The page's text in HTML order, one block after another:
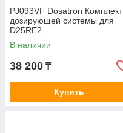
PJ093VF Dosatron Комплект
дозирующей системы для
D25RE2
В наличии
38 200 ₸
Купить